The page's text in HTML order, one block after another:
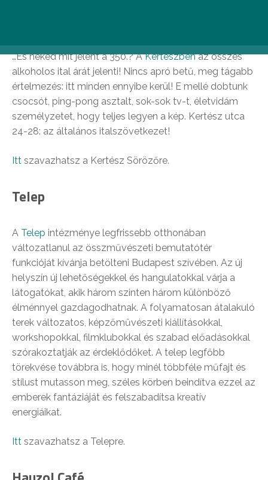
…És neked mit jelent a 350.? AKertészbenaz összes
alkoholos ital árát jelenti! Nincs apró betű, meg tágabb
értelmezés: itt minden ennyibe kerül! E mellé dobtunk
csocsót, ping-pong asztalt, sok-sok tv-t, életvidám
személyzetet, hogy teljes legyen a kép. Kertész utca
24-28: az általános italszövetkezet!
Itt szavazhatsz a Kertész Sörözőre.
Telep
A Telep intézménye legfrissebb otthonában
változatlanul az összművészeti bemutatótér
funkcióját kívánja betölteni Budapest szívében. Az új
helyszín új lehetőségekkel és hangulatokkal várja a
látogatókat, akik három szinten három különböző
élménnyel gazdagodhatnak. A folyamatosan átalakuló
terek változatos, képzőművészeti kiállításokkal,
workshopokkal, filmklubokkal és szabad előadásokkal
szórakoztatják az érdeklődőket. A telep legfőbb
törekvése továbbra is, hogy minél többféle műfajt és
stílust mutasson meg, széles körben beindítva ezzel az
emberek fantáziáját és felszabadítsa kreatív
energiáikat.
Itt szavazhatsz a Telepre.